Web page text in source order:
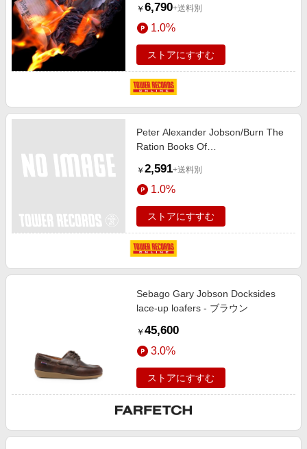
￥ 6,790+送料別
1.0%
ストアにすすむ
Peter Alexander Jobson/Burn The
Ration Books Of
￥ 2,591+送料別
1.0%
ストアにすすむ
Sebago Gary Jobson Docksides
lace-up loafers - ブラウン
￥ 45,600
3.0%
ストアにすすむ